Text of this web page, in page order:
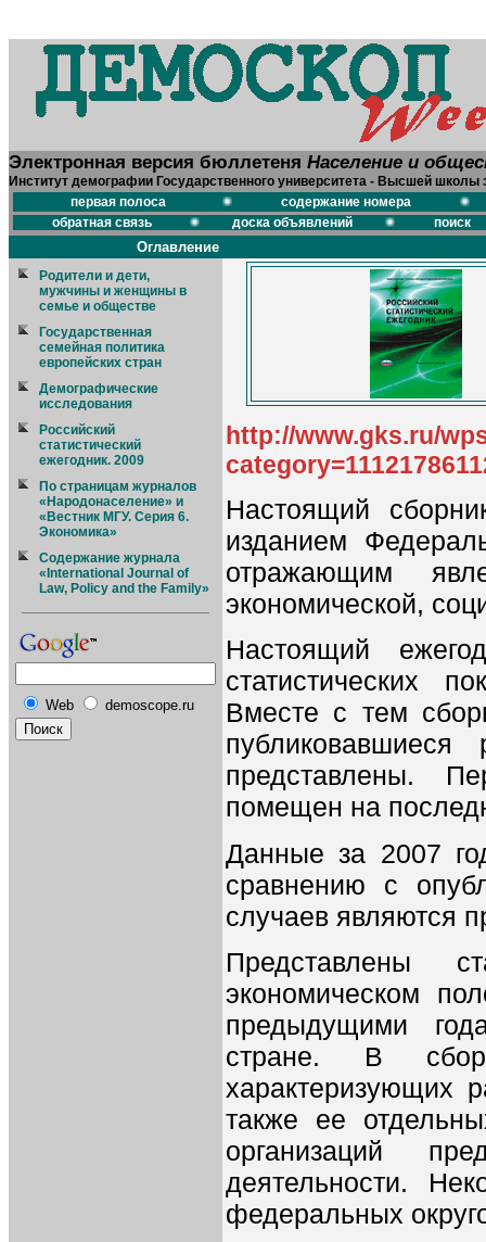
Электронная версия бюллетеня Население и
Институт демографии Государственного университета - Высшей школы
первая полоса
содержание номера
обратная связь
доска объявлений поиск
Оглавление
Родители и дети,
мужчины и женщины в
семье и обществе
Государственная
семейная политика
европейских стран
Демографические
исследования
Российский
статистический
ежегодник. 2009
По страницам журналов
«Народонаселение» и
«Вестник МГУ. Серия 6.
Экономика»
Содержание журнала
«International Journal of
Law, Policy and the Family»
Web demoscope.ru
http://www.gks.ru/
Настоящий
изданием
отражающим
экономической,
Настоящий
статистических
Вместе с тем
представлены.
помещен на
Данные за 2007
сравнению с
случаев являются
Представлены
экономическом
предыдущими
стране. В
характеризующих
также ее
организаций
деятельности.
федеральных